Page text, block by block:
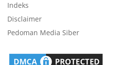
Indeks
Disclaimer
Pedoman Media Siber